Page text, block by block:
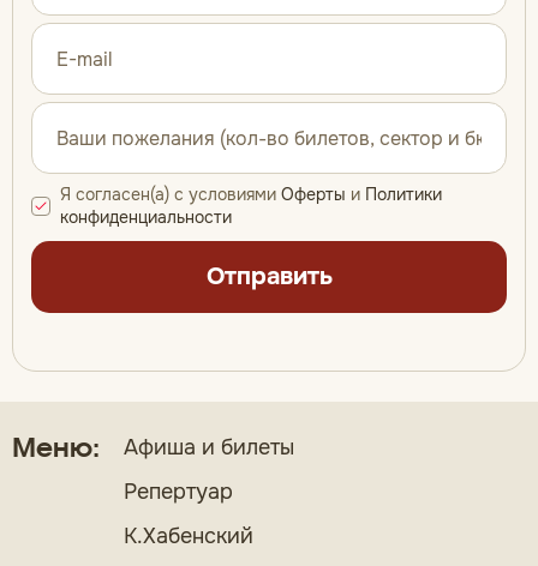
Я согласен(а) с условиями Оферты и Политики
конфиденциальности
Отправить
Меню:
Афиша и билеты
Репертуар
К.Хабенский